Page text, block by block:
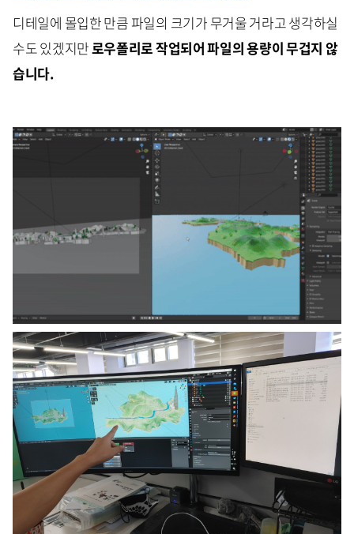
디테일에 몰입한 만큼 파일의 크기가 무거울 거라고 생각하실
수도 있겠지만로우폴리로 작업되어 파일의 용량이 무겁지 않
습니다.